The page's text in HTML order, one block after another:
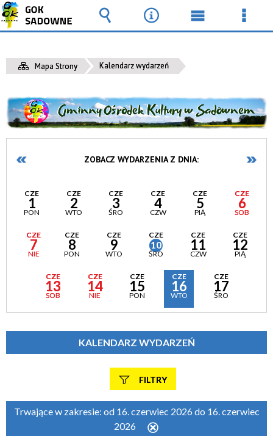
Mapa Strony Kalendarz wydarzeń
ZOBACZ WYDARZENIA Z DNIA:
CZE
1
PON
CZE
2
WTO
CZE
3
ŚRO
CZE
4
CZW
CZE
5
PIĄ
CZE
6
SOB
CZE
7
NIE
CZE
8
PON
CZE
9
WTO
CZE
10
ŚRO
CZE
11
CZW
CZE
12
PIĄ
CZE
13
SOB
CZE
14
NIE
CZE
15
PON
CZE
16
WTO
CZE
17
ŚRO
KALENDARZ WYDARZEŃ
FILTRY
Szukana fraza
Trwające w zakresie: od 16. czerwiec 2026 do 16. czerwiec
2026
Wyszukiwarka
Narzędzia
Menu